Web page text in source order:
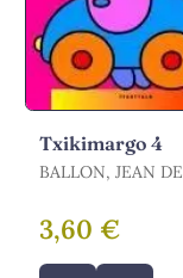
Txikimargo 4
BALLON, JEAN DE
3,60 €